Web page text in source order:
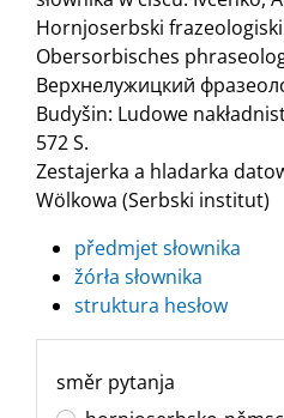
Hornjoserbski frazeologiski
Obersorbisches
Верхнелужицкий
Budyšin: Ludowe
572 S.
Zestajerka a hladarka
Wölkowa (Serbski institut)
předmjet słownika
žórła słownika
struktura hesłow
směr pytanja